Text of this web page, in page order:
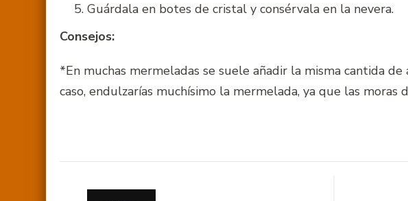
Guárdala en botes de cristal y consérvala en la nevera.
Consejos:
*En muchas mermeladas se suele añadir la misma cantida
caso, endulzarías muchísimo la mermelada, ya que las moras